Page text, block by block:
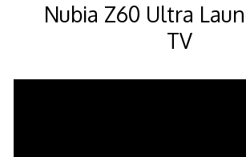
Nubia Z60 Ultra
TV